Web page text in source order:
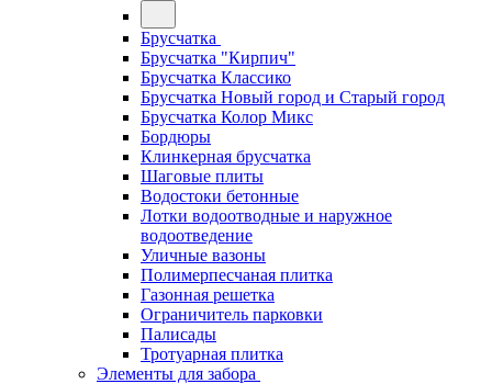
Брусчатка
Брусчатка "Кирпич"
Брусчатка Классико
Брусчатка Новый город и Старый город
Брусчатка Колор Микс
Бордюры
Клинкерная брусчатка
Шаговые плиты
Водостоки бетонные
Лотки водоотводные и наружное
водоотведение
Уличные вазоны
Полимерпесчаная плитка
Газонная решетка
Ограничитель парковки
Палисады
Тротуарная плитка
Элементы для забора